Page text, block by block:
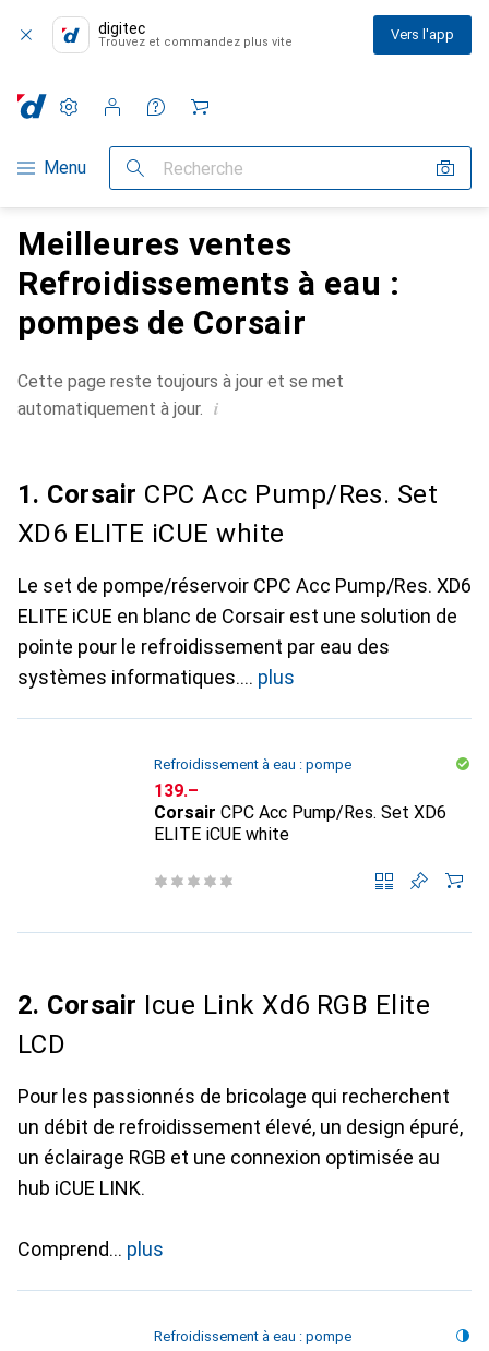
digitec
Trouvez et commandez plus vite Vers l'app
Navigation par catégorie
Menu Recherche
Paramètres
Compte client
Listes de comparaison
Listes d'envies
Panier
Meilleures ventes
Refroidissements à eau :
pompes de Corsair
Cette page reste toujours à jour et se met
automatiquement à jour. i
1. Corsair CPC Acc Pump/Res. Set
XD6 ELITE iCUE white
Le set de pompe/réservoir CPC Acc Pump/Res. XD6
ELITE iCUE en blanc de Corsair est une solution de
pointe pour le refroidissement par eau des
systèmes informatiques.
plus
Refroidissement à eau : pompe
CHF
139.–
Corsair CPC Acc Pump/Res. Set XD6
ELITE iCUE white
2. Corsair Icue Link Xd6 RGB Elite
LCD
Pour les passionnés de bricolage qui recherchent
un débit de refroidissement élevé, un design épuré,
un éclairage RGB et une connexion optimisée au
hub iCUE LINK.
Comprend plus
Refroidissement à eau : pompe